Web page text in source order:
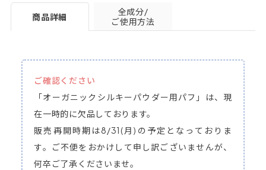
商品詳細
全成分/
ご使用方法
ご確認ください
「オーガニックシルキーパウダー用パフ」は、現
在一時的に欠品しております。
販売再開時期は8/31(月)の予定となっておりま
す。ご不便をおかけして申し訳ございませんが、
何卒ご了承くださいませ。